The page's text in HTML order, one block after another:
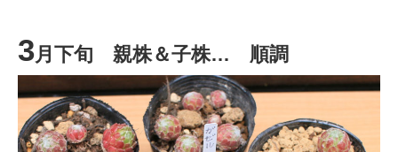
3月下旬 親株＆子株… 順調